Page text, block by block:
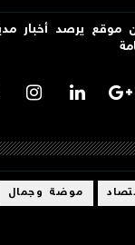
موقع يرصد أخبار
موضة وجمال